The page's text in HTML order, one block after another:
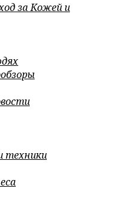
за Кожей и
техники